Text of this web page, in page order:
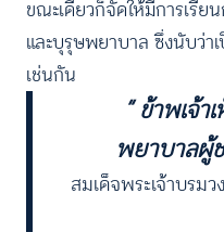
ขณะเดียวก็จัดให้มีการเรี
และบุรุษพยาบาล ซึ่งนับว่า
เช่นกัน
“ ข้าพเจ้า
พยาบาลผู้ช
สมเด็จพระเจ้าบรม